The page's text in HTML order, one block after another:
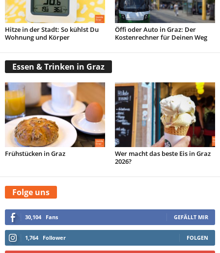
Hitze in der Stadt: So kühlst Du
Wohnung und Körper
Öffi oder Auto in Graz: Der
Kostenrechner für Deinen Weg
Essen & Trinken in Graz
Frühstücken in Graz
Wer macht das beste Eis in Graz
2026?
Folge uns
30,104 Fans GEFÄLLT MIR
1,764 Follower FOLGEN